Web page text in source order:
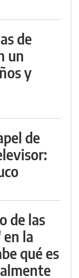
de
un
y
de
de las
la
qué es